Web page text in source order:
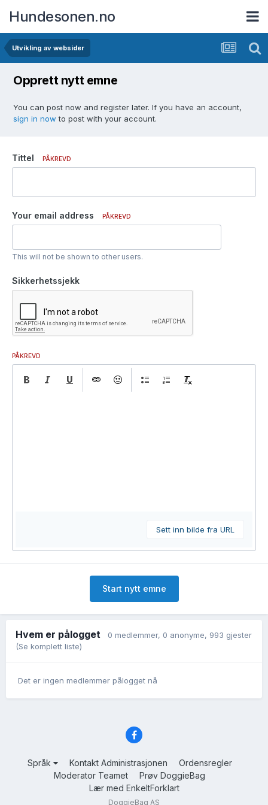
Hundesonen.no
Utvikling av websider
Opprett nytt emne
You can post now and register later. If you have an account,
sign in now to post with your account.
Tittel PÅKREVD
Your email address PÅKREVD
This will not be shown to other users.
Sikkerhetssjekk
PÅKREVD
Sett inn bilde fra URL
Start nytt emne
Hvem er pålogget 0 medlemmer, 0 anonyme, 993 gjester
(Se komplett liste)
Det er ingen medlemmer pålogget nå
Språk Kontakt Administrasjonen
Ordensregler
Moderator Teamet
Prøv DoggieBag
Lær med EnkeltForklart
DoggieBag AS